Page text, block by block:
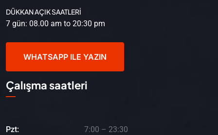
DÜKKAN AÇIK SAATLERİ
7 gün: 08.00 am to 20:30 pm
WHATSAPP ILE YAZIN
Çalışma saatleri
Pzt: 7:00 – 23:30